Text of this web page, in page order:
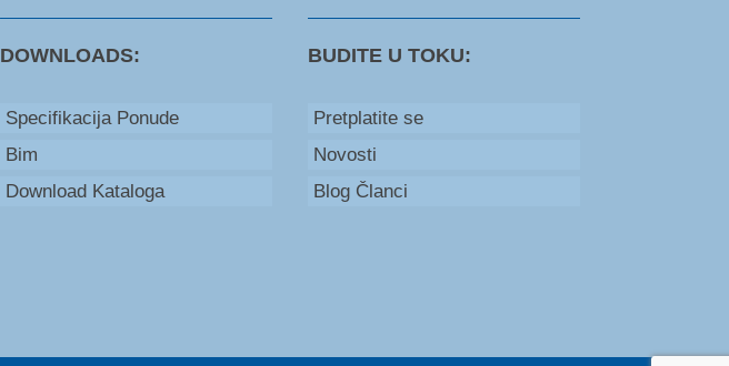
DOWNLOADS:
Specifikacija Ponude
Bim
Download Kataloga
BUDITE U TOKU:
Pretplatite se
Novosti
Blog Članci